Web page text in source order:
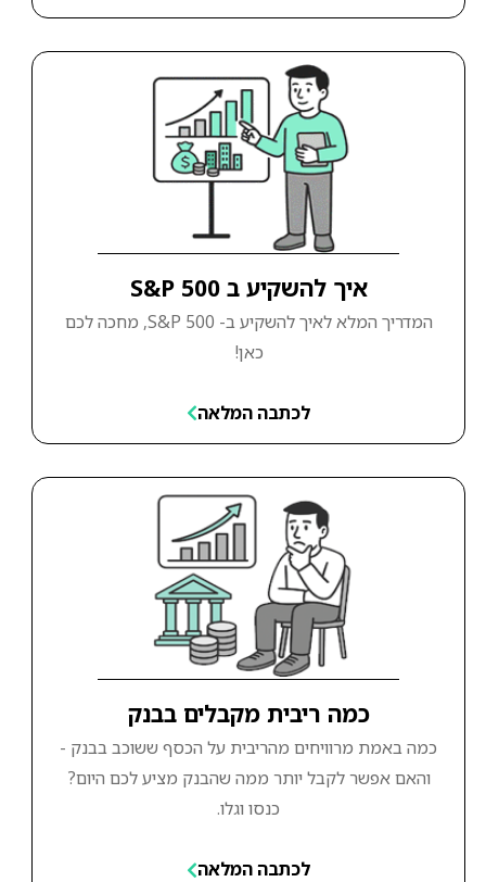
איך להשקיע ב S&P 500
המדריך המלא לאיך להשקיע ב- S&P 500, מחכה לכם
כאן!
לכתבה המלאה
כמה ריבית מקבלים בבנק
כמה באמת מרוויחים מהריבית על הכסף ששוכב בבנק -
והאם אפשר לקבל יותר ממה שהבנק מציע לכם היום?
כנסו וגלו.
לכתבה המלאה